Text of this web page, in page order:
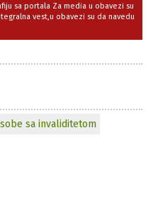
sa portala Za media u obavezi su
vest,u obavezi su da navedu
sa invaliditetom